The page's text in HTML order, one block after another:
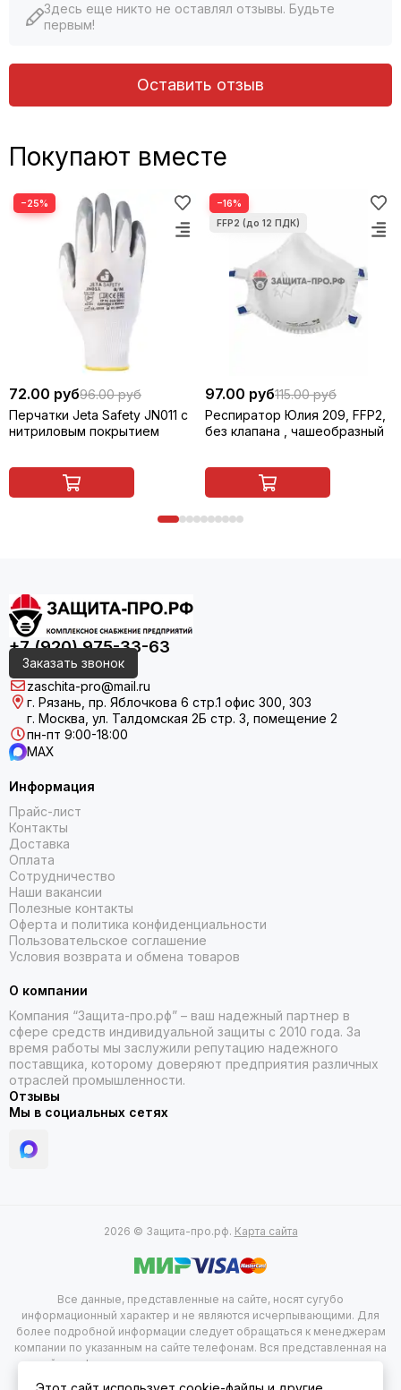
Здесь еще никто не оставлял отзывы. Будьте
первым!
Оставить отзыв
Покупают вместе
−25%
72.00 руб96.00 руб
Перчатки Jeta Safety JN011 с
нитриловым покрытием
−16%
97.00 руб115.00 руб
Респиратор Юлия 209, FFP2,
без клапана , чашеобразный
+7 (920) 975-33-63
Заказать звонок
zaschita-pro@mail.ru
г. Рязань, пр. Яблочкова 6 стр.1 офис 300, 303
г. Москва, ул. Талдомская 2Б стр. 3, помещение 2
пн-пт 9:00-18:00
MAX
Информация
Прайс-лист
Контакты
Доставка
Оплата
Сотрудничество
Наши вакансии
Полезные контакты
Оферта и политика конфиденциальности
Пользовательское соглашение
Условия возврата и обмена товаров
О компании
Компания “Защита-про.рф” – ваш надежный партнер в
сфере средств индивидуальной защиты с 2010 года. За
время работы мы заслужили репутацию надежного
поставщика, которому доверяют предприятия различных
отраслей промышленности.
Отзывы
Мы в социальных сетях
2026 © Защита-про.рф. Карта сайта
Все данные, представленные на сайте, носят сугубо
информационный характер и не являются исчерпывающими. Для
более подробной информации следует обращаться к менеджерам
компании по указанным на сайте телефонам. Вся представленная на
сайте информация, касающаяся комплектации, технических
характеристик, цветовых сочетаний, а так же стоимости продукции